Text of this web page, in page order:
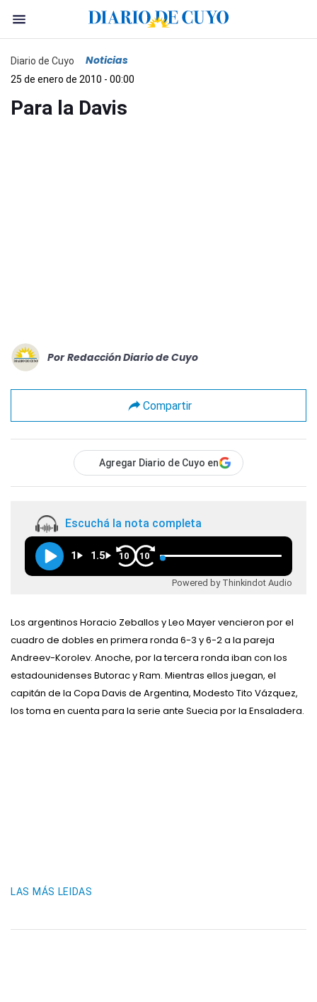
Diario de Cuyo Noticias
25 de enero de 2010 - 00:00
Para la Davis
Por Redacción Diario de Cuyo
Compartir
Agregar Diario de Cuyo en
Escuchá la nota completa
1 1.5 10 10
Powered by Thinkindot Audio
Los argentinos Horacio Zeballos y Leo Mayer vencieron por el
cuadro de dobles en primera ronda 6-3 y 6-2 a la pareja
Andreev-Korolev. Anoche, por la tercera ronda iban con los
estadounidenses Butorac y Ram. Mientras ellos juegan, el
capitán de la Copa Davis de Argentina, Modesto Tito Vázquez,
los toma en cuenta para la serie ante Suecia por la Ensaladera.
LAS MÁS LEIDAS